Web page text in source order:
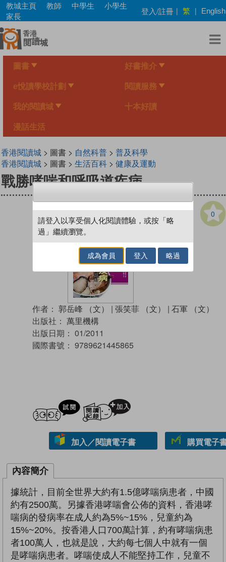
Skip
main
content
教城主頁 教師 中學生
小學生
家長
登入/註冊 | 繁 | English
圖書 好書推介
e悅讀學校計劃 閱讀服務
我的閱讀城 十本好讀
漫話生活
香港閱讀城> 圖書 > 自然科普> 普及科學
香港閱讀城> 圖書 > 生活百科> 健康及運動
戰勝哮喘和呼吸道疾病
0
作者： 郭岳峰 （文） | 張笑菲 （文） | 石軍 （文）
出版社： 萬里機構
出版日期： 01/2011
國際書號： 9789621445865
試閲
加入／閱讀電子書 購買電子
內容簡介
據統計，目前全世界大約有1.5億哮喘病患者，中國
約有2500萬。另據香港哮喘會公佈的資料，香港哮
喘病的發病率在成人約為5%~15%，兒童約為
15%~20%。按香港人口700萬計算，約有哮喘病患
者100萬人，也就是說，大約每七個人中就有一個
是哮喘病患者。哮喘使成人不能堅持工作，兒童不
請登入以享受個人化閱讀體驗，或按「略
過」繼續瀏覽。
成為會員 登入 略過